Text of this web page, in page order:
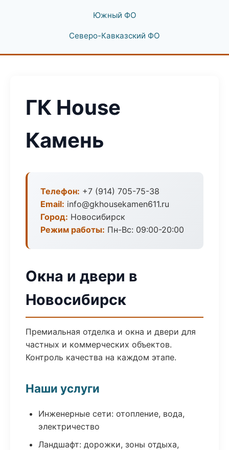
Южный ФО
Северо-Кавказский ФО
ГК House
Камень
Телефон: +7 (914) 705-75-38
Email: info@gkhousekamen611.ru
Город: Новосибирск
Режим работы: Пн-Вс: 09:00-20:00
Окна и двери в
Новосибирск
Премиальная отделка и окна и двери для
частных и коммерческих объектов.
Контроль качества на каждом этапе.
Наши услуги
Инженерные сети: отопление, вода,
электричество
Ландшафт: дорожки, зоны отдыха,